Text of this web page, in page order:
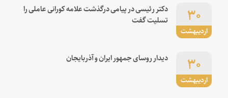
اردیبهشت
۳۰
دکتر رئیسی در پیامی درگذشت علامه کورانی عاملی را
تسلیت گفت
اردیبهشت
۳۰ دیدار روسای جمهور ایران و آذربایجان